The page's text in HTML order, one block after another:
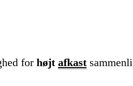
for højt afkast